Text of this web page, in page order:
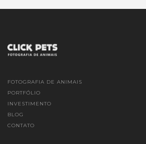
FOTOGRAFIA DE ANIMAIS
PORTFÓLIO
INVESTIMENTO
BLOG
CONTATO